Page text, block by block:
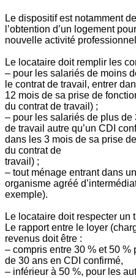
Le dispositif est notamment
l’obtention d’un logement
nouvelle activité
Le locataire doit remplir les
– pour les salariés de moins
le contrat de travail, entrer
12 mois de sa prise de
du contrat de travail) ;
– pour les salariés de plus
de travail autre qu’un CDI
dans les 3 mois de sa prise
du contrat de
travail) ;
– tout ménage entrant dans
organisme agréé
exemple).
Le locataire doit respecter un
Le rapport entre le loyer
revenus doit être :
– compris entre 30 % et 50
de 30 ans en CDI confirmé,
– inférieur à 50 %, pour les